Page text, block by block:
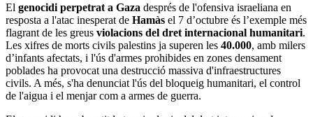
El genocidi perpetrat a Gaza després de l'ofensiva israeliana en
resposta a l'atac inesperat de Hamàs el 7 d’octubre és l’exemple més
flagrant de les greus violacions del dret internacional humanitari.
Les xifres de morts civils palestins ja superen les 40.000, amb milers
d’infants afectats, i l'ús d'armes prohibides en zones densament
poblades ha provocat una destrucció massiva d'infraestructures
civils. A més, s'ha denunciat l'ús del bloqueig humanitari, el control
de l'aigua i el menjar com a armes de guerra.